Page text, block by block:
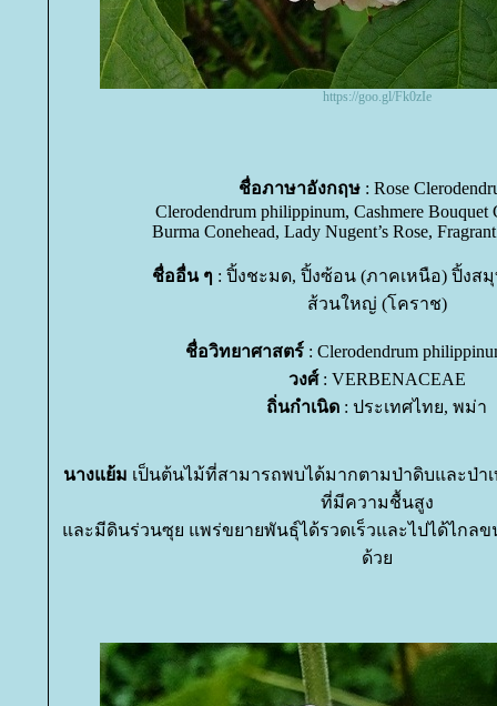
https://goo.gl/Fk0zIe
ชื่อภาษาอังกฤษ : Rose
Clerodendrum philippinum, Cashmere Bouquet
Burma Conehead, Lady Nugent’s Rose,
ชื่ออื่น ๆ : ปิ้งชะมด, ปิ้งซ้อน (ภาคเหนือ) ปิ้งสมุ
ส้วนใหญ่ (โคราช)
ชื่อวิทยาศาสตร์ : Clerodendrum
วงศ์ : VERBENACEAE
ถิ่นกำเนิด : ประเทศไทย, พม่า
นางแย้ม เป็นต้นไม้ที่สามารถพบได้มากตามป่าดิบและป่
ที่มีความชื้นสูง
ละมีดินร่วนซุย แพร่ขยายพันธุ์ได้รวดเร็วและไปได้ไกลข
ด้ว